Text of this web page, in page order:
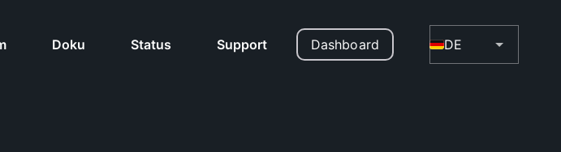
Doku Status Support Dashboard DE